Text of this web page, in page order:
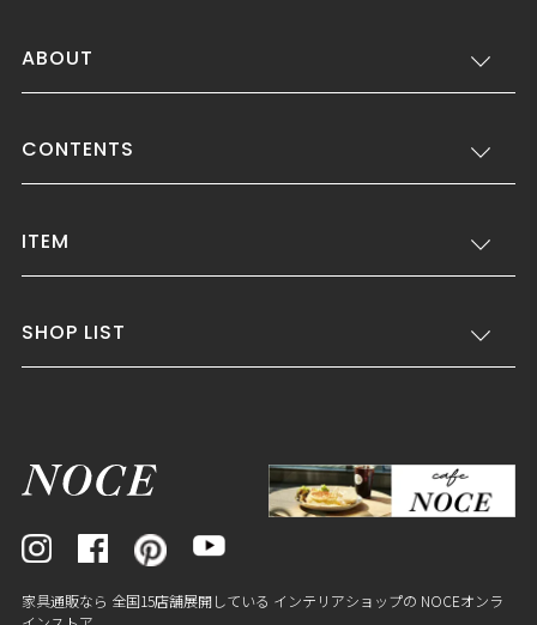
ABOUT
CONTENTS
ITEM
SHOP LIST
家具通販なら 全国15店舗展開している インテリアショップの NOCEオンラ